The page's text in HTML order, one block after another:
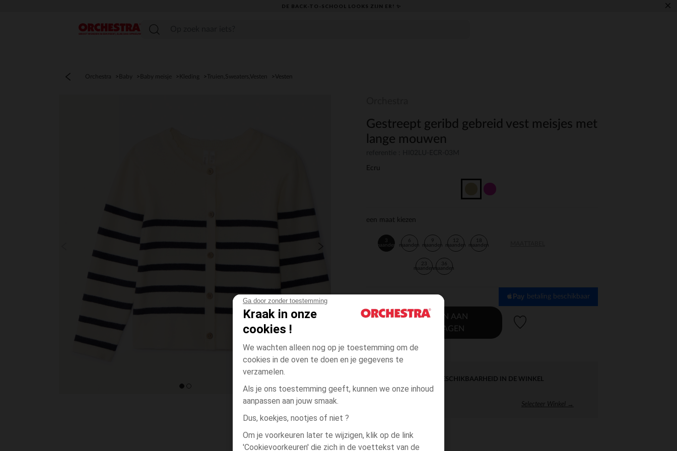
Ga door zonder toestemming
Kraak in onze
cookies !
We wachten alleen nog op je toestemming om de
cookies in de oven te doen en je gegevens te
verzamelen.
Als je ons toestemming geeft, kunnen we onze inhoud
aanpassen aan jouw smaak.
Dus, koekjes, nootjes of niet ?
Om je voorkeuren later te wijzigen, klik op de link
'Cookievoorkeuren' die zich in de voettekst van de
DE BACK-TO-SCHOOL LOOKS ZIJN ER! ✨ ×
menu
Orchestra Baby Baby meisje Kleding Truien,Sweaters,Vesten Vesten
Gestreept geribd gebreid vest meisjes met
lange mouwen
Ecru
een maat kiezen
3
maanden
6
maanden
9
maanden
12
maanden
18
maanden
23
maanden
36
maanden
betaling beschikbaar
TOEVOEGEN AAN
WINKELWAGEN
DIRECTE BESCHIKBAARHEID IN DE WINKEL
Selecteer Winkel →